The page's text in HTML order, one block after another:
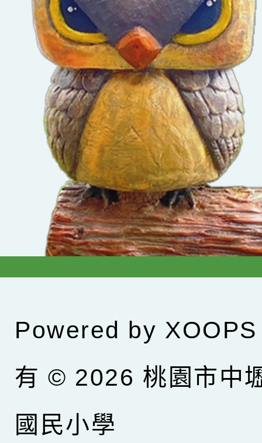
Powered by XOOPS
有 © 2026 桃園市中
國民小學